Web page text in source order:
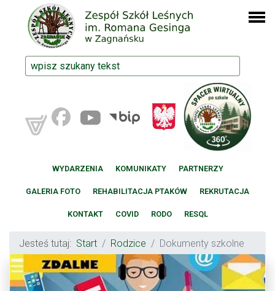
WYDARZENIA KOMUNIKATY PARTNERZY
GALERIA FOTO REHABILITACJA PTAKÓW REKRUTACJA
KONTAKT COVID RODO RESQL
Jesteś tutaj: Start Rodzice Dokumenty szkolne